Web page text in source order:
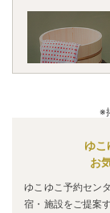
※
ゆこ
お
ゆこゆこ予約セン
宿・施設をご提案